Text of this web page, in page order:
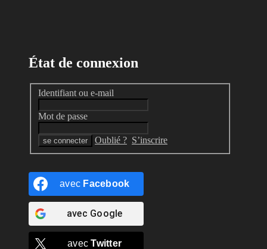
État de connexion
Identifiant ou e-mail
Mot de passe
Oublié ? S’inscrire
avec Facebook
avec Google
avecTwitter